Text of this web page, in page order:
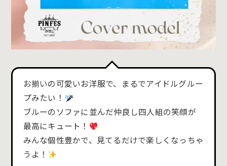
お揃いの可愛いお洋服で、まるでアイドルグルー
プみたい！
ブルーのソファに並んだ仲良し四人組の笑顔が
最高にキュート！
みんな個性豊かで、見てるだけで楽しくなっちゃ
うよ！